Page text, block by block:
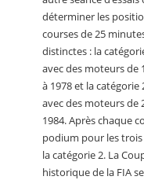
déterminer les
courses de 25
distinctes : la
avec des moteurs de
à 1978 et la
avec des moteurs de
1984. Après chaque
podium pour les
la catégorie 2. La
historique de la FIA